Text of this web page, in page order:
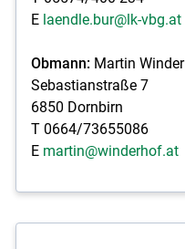
E laendle.bur@lk-vbg.at
Obmann: Martin Winder
Sebastianstraße 7
6850 Dornbirn
T 0664/73655086
E martin@winderhof.at